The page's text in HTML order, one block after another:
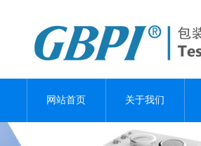
网站首页 关于我们